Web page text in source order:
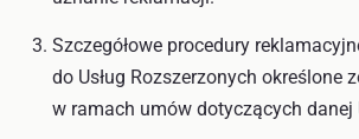
Szczegółowe procedury
do Usług Rozszerzonych określone
w ramach umów dotyczących danej